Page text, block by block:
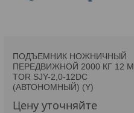
ПОДЪЕМНИК НОЖНИЧНЫЙ
ПЕРЕДВИЖНОЙ 2000 КГ 12 М
TOR SJY-2,0-12DC
(АВТОНОМНЫЙ) (Y)
Цену уточняйте